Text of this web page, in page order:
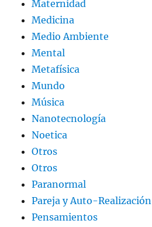
Maternidad
Medicina
Medio Ambiente
Mental
Metafísica
Mundo
Música
Nanotecnología
Noetica
Otros
Otros
Paranormal
Pareja y Auto-Realización
Pensamientos